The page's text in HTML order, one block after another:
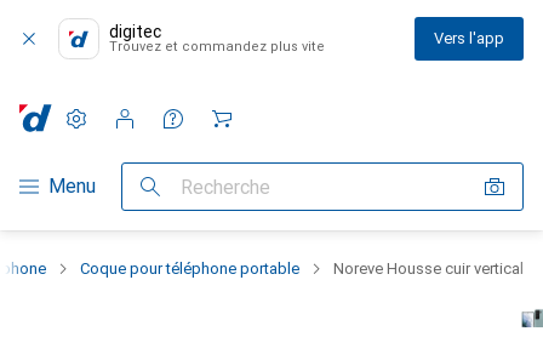
digitec
Trouvez et commandez plus vite Vers l'app
Navigation par catégorie
Menu Recherche
Paramètres
Compte client
Listes de comparaison
Listes d'envies
Panier
Coque pour téléphone portable Noreve Housse cuir vertical